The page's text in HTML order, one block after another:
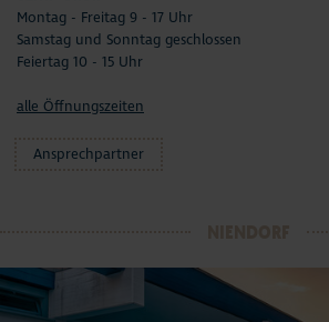
Montag - Freitag 9 - 17 Uhr
Samstag und Sonntag geschlossen
Feiertag 10 - 15 Uhr
alle Öffnungszeiten
Ansprechpartner